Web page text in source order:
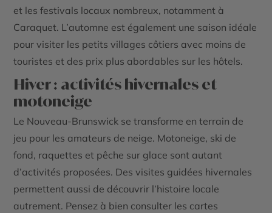
et les festivals locaux nombreux, notamment à
Caraquet. L’automne est également une saison idéale
pour visiter les petits villages côtiers avec moins de
touristes et des prix plus abordables sur les hôtels.
Hiver : activités hivernales et
motoneige
Le Nouveau-Brunswick se transforme en terrain de
jeu pour les amateurs de neige. Motoneige, ski de
fond, raquettes et pêche sur glace sont autant
d’activités proposées. Des visites guidées hivernales
permettent aussi de découvrir l’histoire locale
autrement. Pensez à bien consulter les cartes